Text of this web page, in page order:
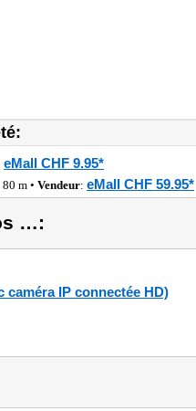
eMall CHF 9.95*
m • Vendeur: eMall CHF 59.95*
…:
caméra IP connectée HD)